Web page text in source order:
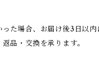
た場合、お届け後3日以内
品・交換を承ります。